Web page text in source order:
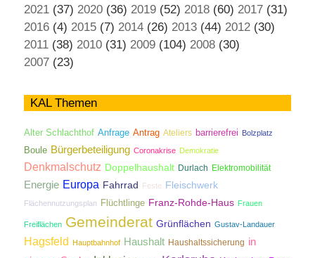
2021 (37) 2020 (36) 2019 (52) 2018 (60) 2017 (31)
2016 (4) 2015 (7) 2014 (26) 2013 (44) 2012 (30)
2011 (38) 2010 (31) 2009 (104) 2008 (30)
2007 (23)
KAL Themen
Alter Schlachthof Anfrage Antrag Ateliers barrierefrei Bolzplatz
Boule Bürgerbeteiligung Coronakrise Demokratie
Denkmalschutz Doppelhaushalt Durlach Elektromobilität
Energie Europa Fahrrad Feste Fleischwerk
Flächennutzungsplan Flüchtlinge Franz-Rohde-Haus Frauen
Freiflächen Gemeinderat Grünflächen Gustav-Landauer
Hagsfeld Hauptbahnhof Haushalt Haushaltssicherung in